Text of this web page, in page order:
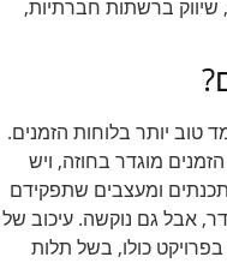
שיווק ברשתות חברתיות,
טוב יותר בלוחות הזמנים.
מוגדר בחוזה, ויש
ומעצבים שתפקידם
אבל גם נוקשה. עיכוב של
כולו, בשל תלות